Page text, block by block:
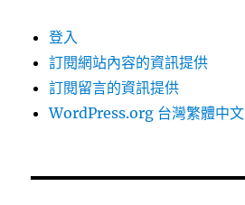
登入
訂閱網站內容的資訊提供
訂閱留言的資訊提供
WordPress.org 台灣繁體中文